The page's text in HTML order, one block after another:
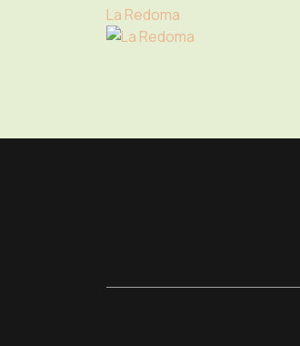
La Redoma